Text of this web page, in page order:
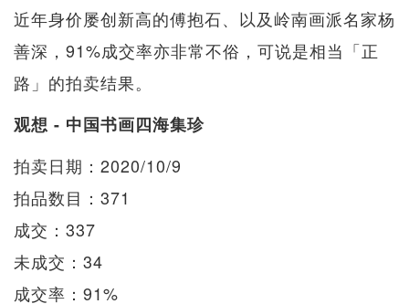
近年身价屡创新高的傅抱石、以及岭南画派名家杨
善深，91%成交率亦非常不俗，可说是相当「正
路」的拍卖结果。
观想 - 中国书画四海集珍
拍卖日期：2020/10/9
拍品数目：371
成交：337
未成交：34
成交率：91%